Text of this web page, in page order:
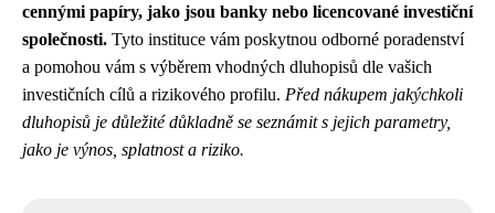
cennými papíry, jako jsou banky nebo licencované investiční
společnosti. Tyto instituce vám poskytnou odborné poradenství
a pomohou vám s výběrem vhodných dluhopisů dle vašich
investičních cílů a rizikového profilu. Před nákupem jakýchkoli
dluhopisů je důležité důkladně se seznámit s jejich parametry,
jako je výnos, splatnost a riziko.